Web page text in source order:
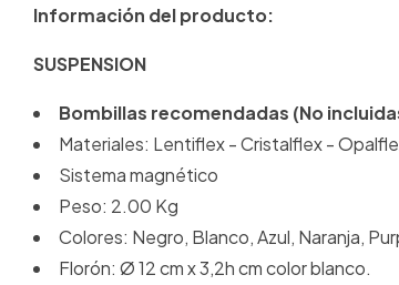
Información del producto:
SUSPENSION
Bombillas recomendadas (No
Materiales: Lentiflex - Cristalflex -
Sistema magnético
Peso: 2.00 Kg
Colores: Negro, Blanco, Azul, Naranja,
Florón: Ø 12 cm x 3,2h cm color blanco.